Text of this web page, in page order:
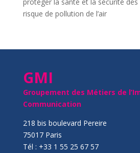
risque de pollution de l’air
GMI
Groupement des Métiers de
Communication
218 bis boulevard Pereire
75017 Paris
Tél : +33 1 55 25 67 57